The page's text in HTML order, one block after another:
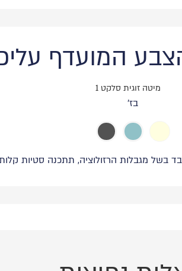
המועדף
בז'
בשל מגבלות הרזולוציה, תתכנה סטיות קלות